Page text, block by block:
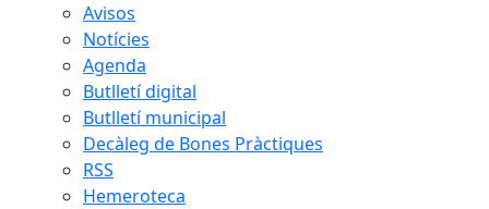
Avisos
Notícies
Agenda
Butlletí digital
Butlletí municipal
Decàleg de Bones Pràctiques
RSS
Hemeroteca